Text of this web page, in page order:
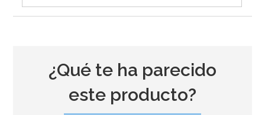
¿Qué te ha parecido
este producto?